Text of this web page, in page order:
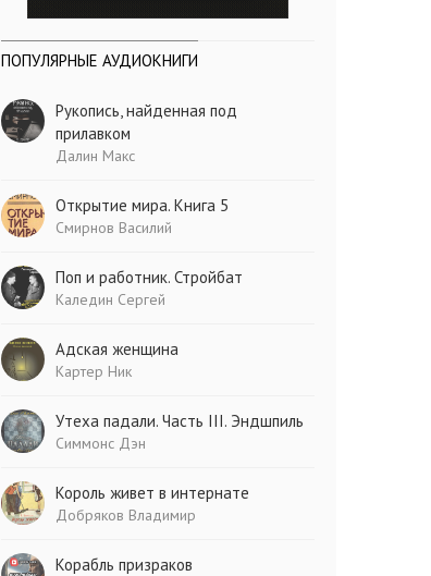
ПОПУЛЯРНЫЕ АУДИОКНИГИ
Рукопись, найденная под
прилавком
Далин Макс
Открытие мира. Книга 5
Смирнов Василий
Поп и работник. Стройбат
Каледин Сергей
Адская женщина
Картер Ник
Утеха падали. Часть III. Эндшпиль
Симмонс Дэн
Король живет в интернате
Добряков Владимир
Корабль призраков